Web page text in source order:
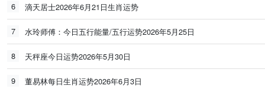
6 滴天居士2026年6月21日生肖运势
7 水玲师傅：今日五行能量/五行运势2026年5月25日
8 天秤座今日运势2026年5月30日
9 董易林每日生肖运势2026年6月3日